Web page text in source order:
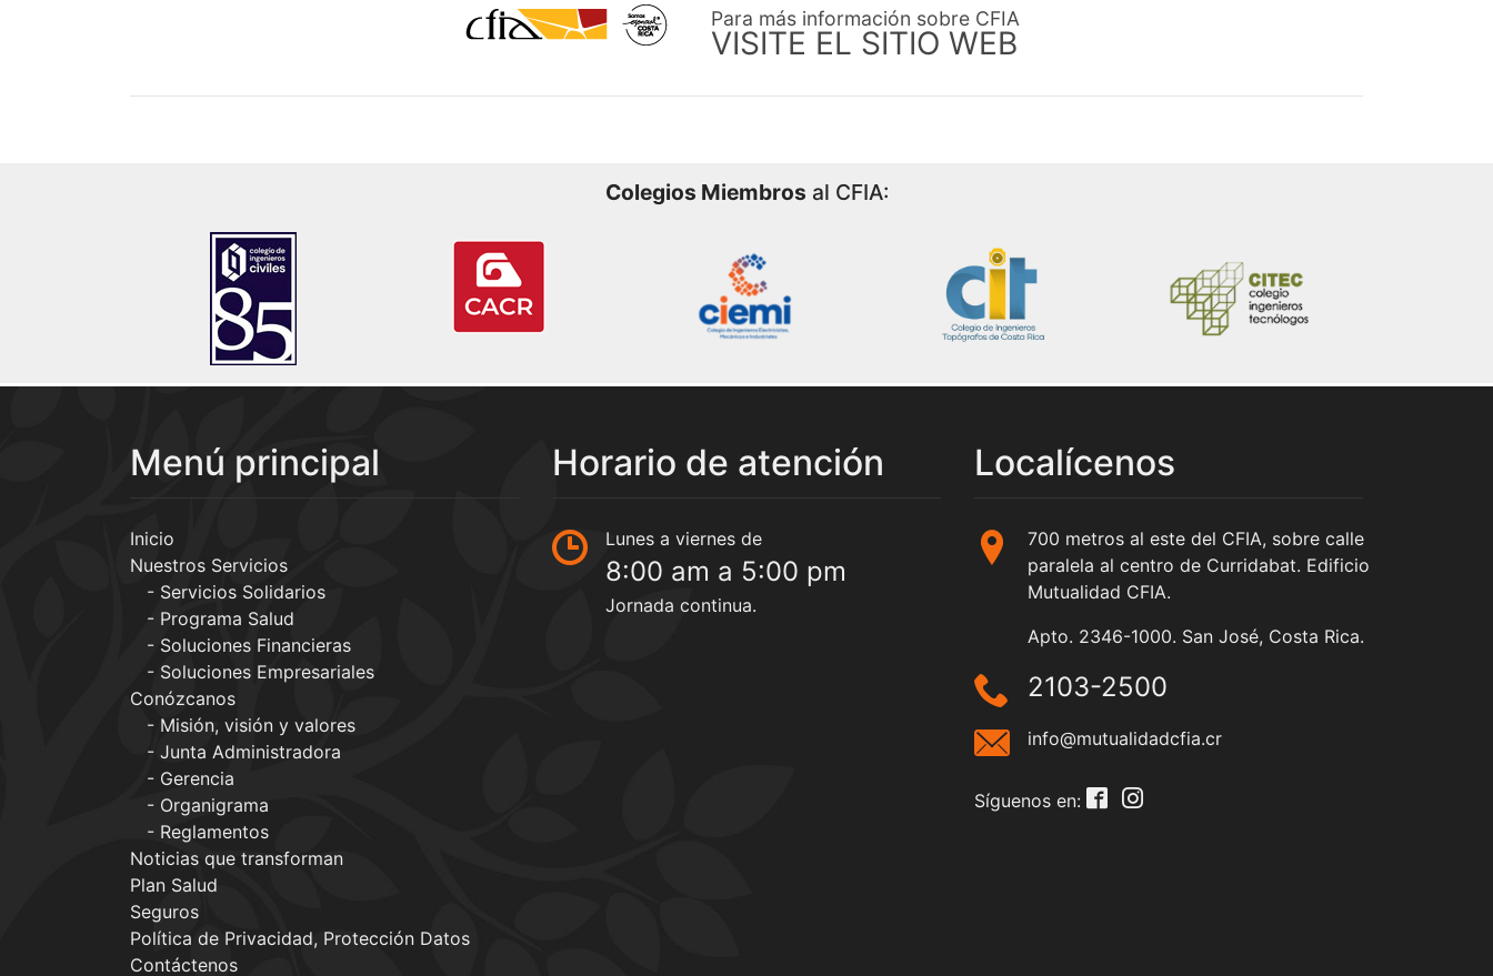
Para más información sobre CFIA
VISITE EL SITIO WEB
Colegios Miembros al CFIA:
Menú principal
Inicio
Nuestros Servicios
Servicios Solidarios
Programa Salud
Soluciones Financieras
Soluciones Empresariales
Conózcanos
Misión, visión y valores
Junta Administradora
Gerencia
Organigrama
Reglamentos
Noticias que transforman
Plan Salud
Seguros
Política de Privacidad, Protección Datos
Contáctenos
Horario de atención
Lunes a viernes de
8:00 am a 5:00 pm
Jornada continua.
Localícenos
700 metros al este del CFIA, sobre calle
paralela al centro de Curridabat. Edificio
Mutualidad CFIA.
Apto. 2346-1000. San José, Costa Rica.
2103-2500
info@mutualidadcfia.cr
Síguenos en: